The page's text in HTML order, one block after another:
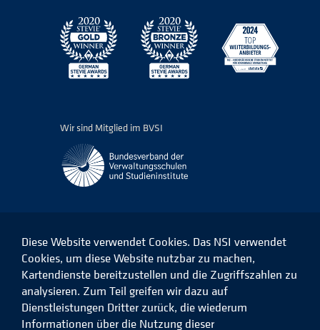
Wir sind Mitglied im BVSI
Das
NSI
Facebook
Das
NSI
auf
LinkedIn
Das
NSI
auf
Instagram
Das
Xing
Diese Website verwendet Cookies. Das NSI verwendet
Cookies, um diese Website nutzbar zu machen,
Kartendienste bereitzustellen und die Zugriffszahlen zu
analysieren. Zum Teil greifen wir dazu auf
Dienstleistungen Dritter zurück, die wiederum
Informationen über die Nutzung dieser